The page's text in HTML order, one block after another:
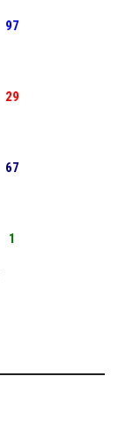
97
29
67
1